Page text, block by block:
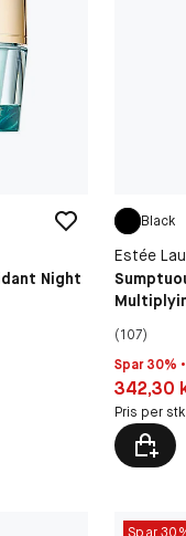
Night
Black
Estée
(107)
Spar 30%
Pris:
342,30
Pris per